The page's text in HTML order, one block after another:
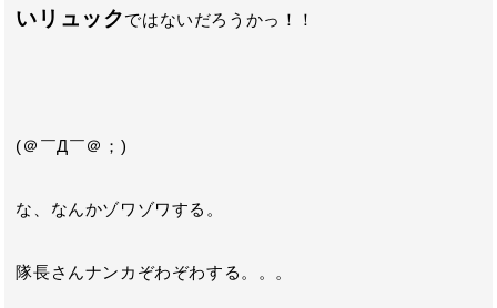
いリュックではないだろうかっ！！
(＠￣Д￣＠；)
な、なんかゾワゾワする。
隊長さんナンカぞわぞわする。。。